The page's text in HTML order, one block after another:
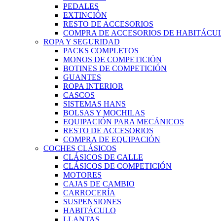
PEDALES
EXTINCIÓN
RESTO DE ACCESORIOS
COMPRA DE ACCESORIOS DE
ROPA Y SEGURIDAD
PACKS COMPLETOS
MONOS DE COMPETICIÓN
BOTINES DE COMPETICIÓN
GUANTES
ROPA INTERIOR
CASCOS
SISTEMAS HANS
BOLSAS Y MOCHILAS
EQUIPACIÓN PARA MECÁNICOS
RESTO DE ACCESORIOS
COMPRA DE EQUIPACIÓN
COCHES CLÁSICOS
CLÁSICOS DE CALLE
CLÁSICOS DE COMPETICIÓN
MOTORES
CAJAS DE CAMBIO
CARROCERÍA
SUSPENSIONES
HABITÁCULO
LLANTAS